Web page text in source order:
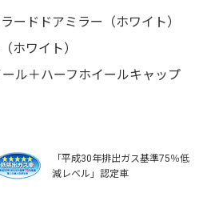
ードドアミラー（ホワイト）
ホワイト）
ル＋ハーフホイールキャップ
「平成30年排出ガス基準75％低
減レベル」認定車